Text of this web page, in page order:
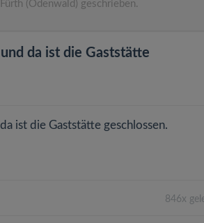
(Odenwald) geschrieben.
da ist die Gaststätte
ist die Gaststätte geschlossen.
846x